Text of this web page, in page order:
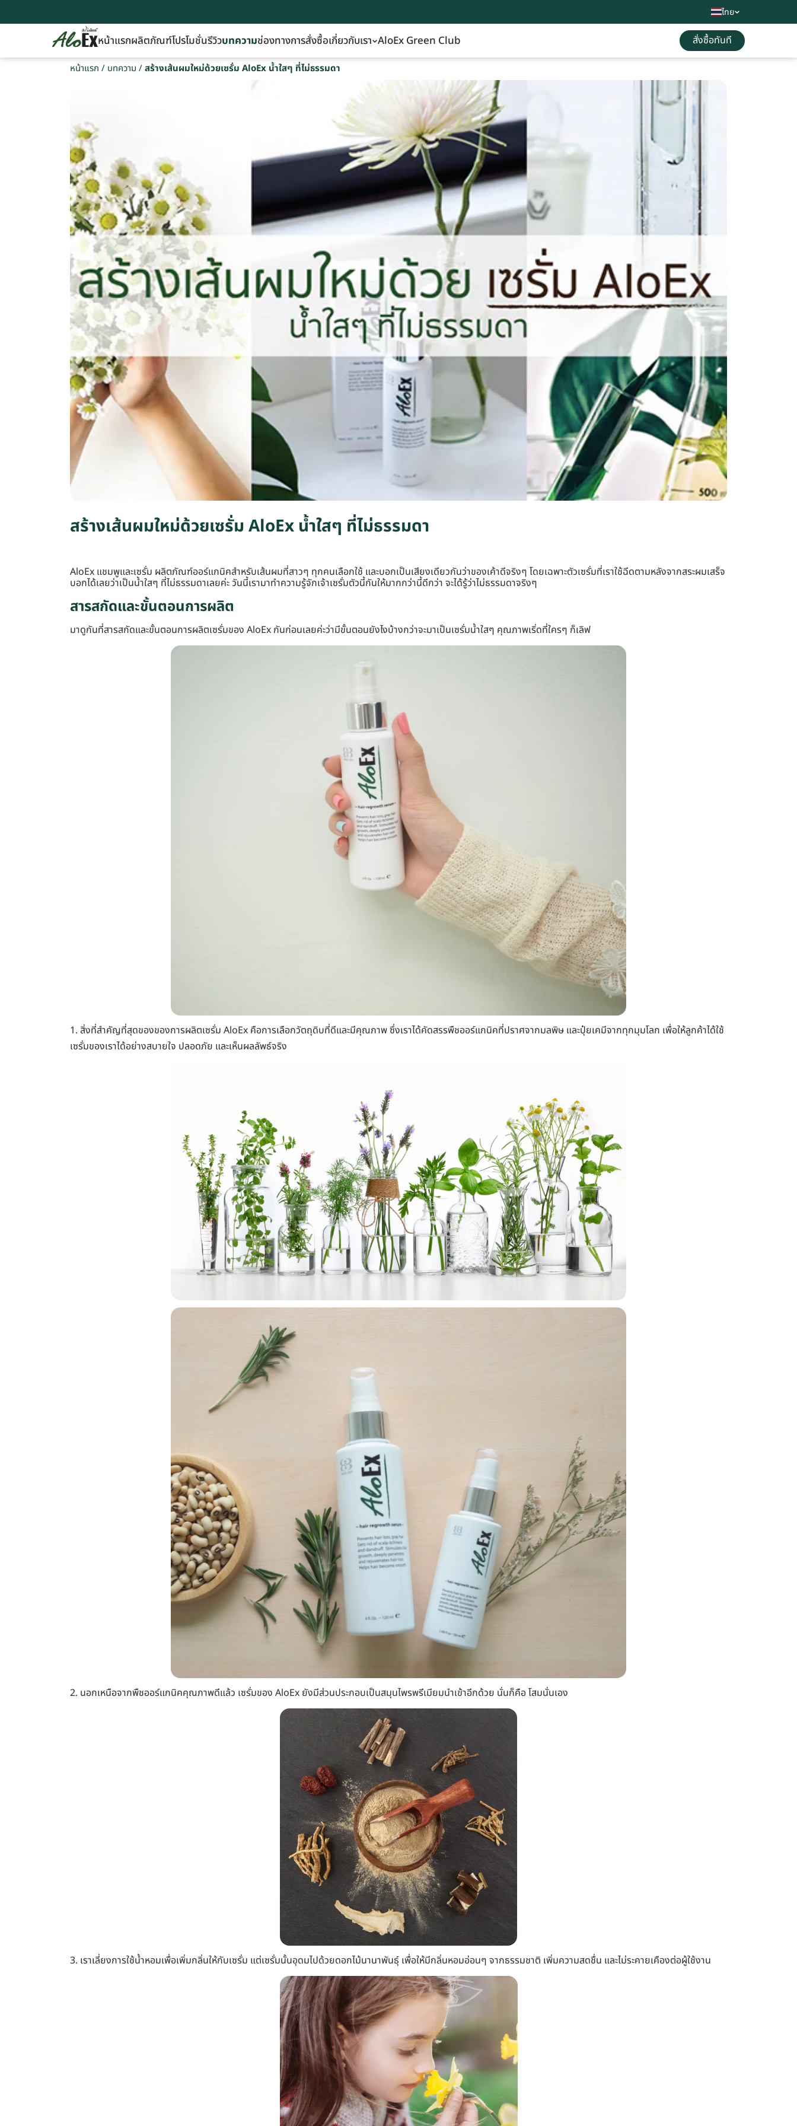
ไทย
หน้าแรกผลิตภัณฑ์โปรโมชั่นรีวิวบทความช่องทางการสั่งซื้อเกี่ยวกับเรา AloEx Green Club สั่งซื้อทันที
หน้าแรก / บทความ /สร้างเส้นผมใหม่ด้วยเซรั่ม AloEx น้ำใสๆ ที่ไม่ธรรมดา
สร้างเส้นผมใหม่ด้วยเซรั่ม AloEx น้ำใสๆ ที่ไม่ธรรมดา
AloEx แชมพูและเซรั่ม ผลิตภัณฑ์ออร์แกนิคสำหรับเส้นผมที่สาวๆ ทุกคนเลือกใช้ และบอกเป็นเสียงเดียวกันว่าของเค้าดีจริงๆ โดยเฉพาะตัวเซรั่มที่เราใช้ฉีดตามหลังจากสระผมเสร็จ
บอกได้เลยว่าเป็นน้ำใสๆ ที่ไม่ธรรมดาเลยค่ะ วันนี้เรามาทำความรู้จักเจ้าเซรั่มตัวนี้กันให้มากกว่านี้ดีกว่า จะได้รู้ว่าไม่ธรรมดาจริงๆ
สารสกัดและขั้นตอนการผลิต
มาดูกันที่สารสกัดและขั้นตอนการผลิตเซรั่มของ AloEx กันก่อนเลยค่ะว่ามีขั้นตอนยังไงบ้างกว่าจะมาเป็นเซรั่มน้ำใสๆ คุณภาพเริ่ดที่ใครๆ ก็เลิฟ
1. สิ่งที่สำคัญที่สุดของของการผลิตเซรั่ม AloEx คือการเลือกวัตถุดิบที่ดีและมีคุณภาพ ซึ่งเราได้คัดสรรพืชออร์แกนิคที่ปราศจากมลพิษ และปุ๋ยเคมีจากทุกมุมโลก เพื่อให้ลูกค้าได้ใช้
เซรั่มของเราได้อย่างสบายใจ ปลอดภัย และเห็นผลลัพธ์จริง
2. นอกเหนือจากพืชออร์แกนิคคุณภาพดีแล้ว เซรั่มของ AloEx ยังมีส่วนประกอบเป็นสมุนไพรพรีเมียมนำเข้าอีกด้วย นั่นก็คือ โสมนั่นเอง
3. เราเลี่ยงการใช้น้ำหอมเพื่อเพิ่มกลิ่นให้กับเซรั่ม แต่เซรั่มนั้นอุดมไปด้วยดอกไม้นานาพันธุ์ เพื่อให้มีกลิ่นหอมอ่อนๆ จากธรรมชาติ เพิ่มความสดชื่น และไม่ระคายเคืองต่อผู้ใช้งาน